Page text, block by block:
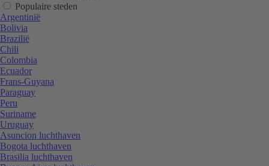
Populaire steden
Argentinië
Bolivia
Brazilië
Chili
Colombia
Ecuador
Frans-Guyana
Paraguay
Peru
Suriname
Uruguay
Asuncion luchthaven
Bogota luchthaven
Brasilia luchthaven